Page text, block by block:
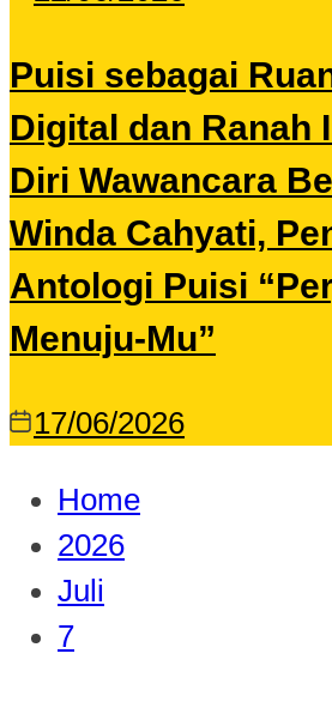
Puisi sebagai
Digital dan Ranah
Diri Wawancara
Winda Cahyati,
Antologi Puisi
Menuju-Mu”
17/06/2026
Home
2026
Juli
7